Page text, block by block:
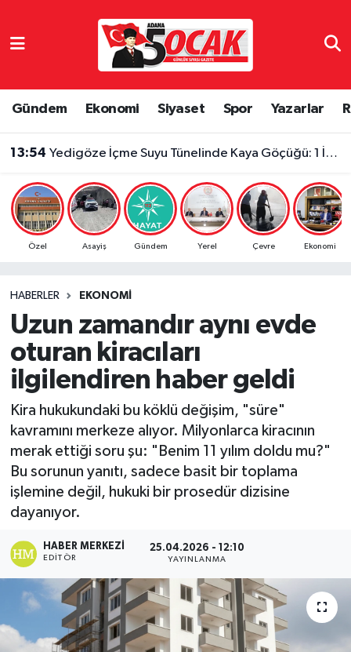
Gündem Ekonomi Siyaset Spor Yazarlar
13:54 Yedigöze İçme Suyu Tünelinde Kaya Göçüğü: 1 İşçi Hayatını Kaybetti, 1 İşçi Yaralandı
Özel Asayiş Gündem Yerel Çevre Ekonomi
HABERLER EKONOMI
Uzun zamandır aynı evde
oturan kiracıları
ilgilendiren haber geldi
Kira hukukundaki bu köklü değişim, "süre"
kavramını merkeze alıyor. Milyonlarca kiracının
merak ettiği soru şu: "Benim 11 yılım doldu mu?"
Bu sorunun yanıtı, sadece basit bir toplama
işlemine değil, hukuki bir prosedür dizisine
dayanıyor.
HABER MERKEZI
EDITÖR
25.04.2026 - 12:10
YAYINLANMA
Dünya
Eğitim
Gündem
Haber Reklam
Magazin
Özel
Resmi İlanlar
Sağlık
Siyaset
Spor
Yaşam
Adana Nöbetçi Eczaneler
Adana Trafik Yoğunluk Haritası
Süper Lig Puan Durumu ve Fikstür
Son Dakika Haberleri
Haber Arşivi